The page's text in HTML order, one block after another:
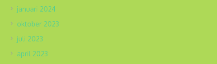
januari 2024
oktober 2023
juli 2023
april 2023